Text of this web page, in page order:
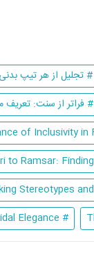
# تجلیل از هر تیپ بدنی
# فراتر از سنت:
# A New Era of Bridal Elegance